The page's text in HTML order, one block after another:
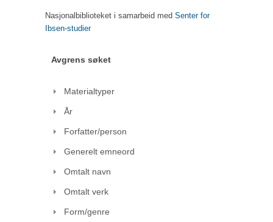
Nasjonalbiblioteket i samarbeid med Senter for
Ibsen-studier
Avgrens søket
Materialtyper
År
Forfatter/person
Generelt emneord
Omtalt navn
Omtalt verk
Form/genre